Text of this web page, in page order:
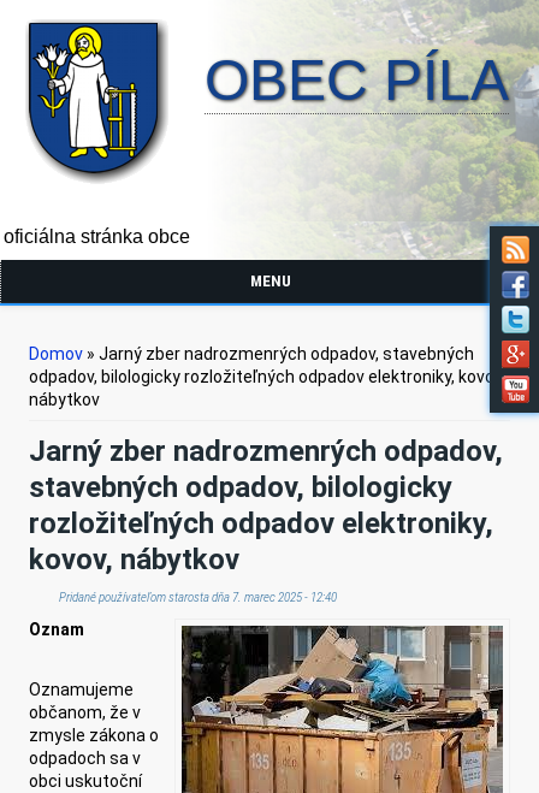
OBEC PÍLA
oficiálna stránka obce
MENU
Nachádzate sa tu
Domov » Jarný zber nadrozmenrých odpadov, stavebných
odpadov, bilologicky rozložiteľných odpadov elektroniky, kovov,
nábytkov
Jarný zber nadrozmenrých odpadov,
stavebných odpadov, bilologicky
rozložiteľných odpadov elektroniky,
kovov, nábytkov
Pridané používateľomstarostadňa 7. marec 2025 - 12:40
Oznam
Oznamujeme
občanom, že v
zmysle zákona o
odpadoch sa v
obci uskutoční